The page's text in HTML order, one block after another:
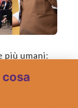
più umani: